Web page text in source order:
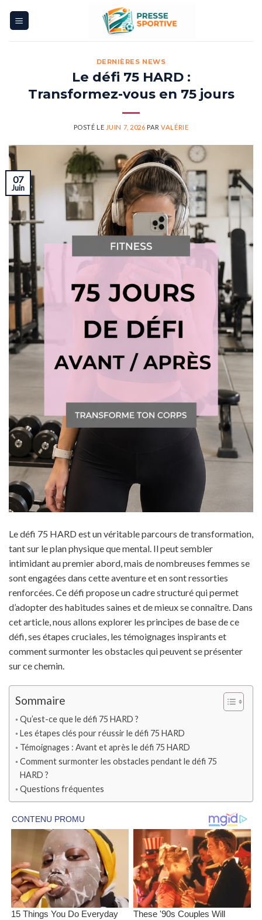
DERNIÈRES NEWS
Le défi 75 HARD :
Transformez-vous en 75 jours
POSTÉ LE JUIN 7, 2026 PARVALÉRIE
07
Juin
Le défi 75 HARD est un véritable parcours de transformation,
tant sur le plan physique que mental. Il peut sembler
intimidant au premier abord, mais de nombreuses femmes se
sont engagées dans cette aventure et en sont ressorties
renforcées. Ce défi propose un cadre structuré qui permet
d’adopter des habitudes saines et de mieux se connaître. Dans
cet article, nous allons explorer les principes de base de ce
défi, ses étapes cruciales, les témoignages inspirants et
comment surmonter les obstacles qui peuvent se présenter
sur ce chemin.
Sommaire
Qu’est-ce que le défi 75 HARD ?
Les étapes clés pour réussir le défi 75 HARD
Témoignages : Avant et après le défi 75 HARD
Comment surmonter les obstacles pendant le défi 75
HARD ?
Questions fréquentes